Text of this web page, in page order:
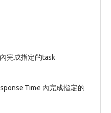
完成指定的task
Time 內完成指定的